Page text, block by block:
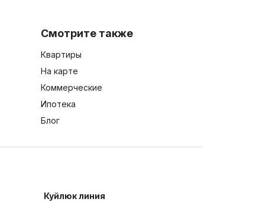
Смотрите также
Квартиры
На карте
Коммерческие
Ипотека
Блог
Куйлюк линия